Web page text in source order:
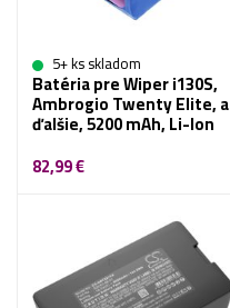
5+ ks skladom
Batéria pre Wiper i130S,
Ambrogio Twenty Elite, a
ďalšie, 5200 mAh, Li-Ion
82,99 €